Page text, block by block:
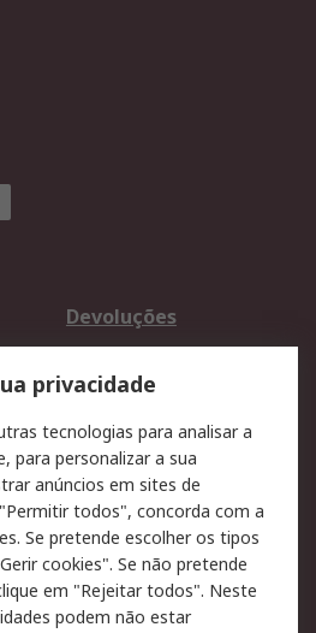
Devoluções
Qualidade e ambiente
Política de cookies
Segurança de emails
privacidade
tecnologias para analisar a
para personalizar a sua
anúncios em sites de
todos", concorda com a
Se pretende escolher os tipos
cookies". Se não pretende
em "Rejeitar todos". Neste
podem não estar